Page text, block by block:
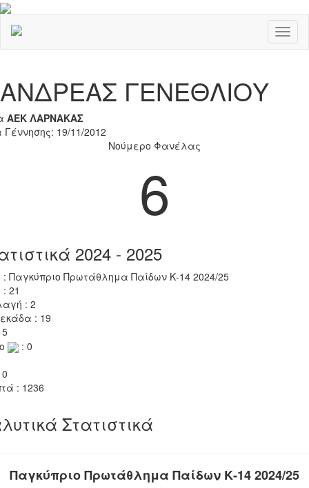
ΑΝΔΡΕΑΣ ΓΕΝΕΘΛΙΟΥ
ΑΕΚ ΛΑΡΝΑΚΑΣ
Γέννησης: 19/11/2012
Νούμερο Φανέλας
6
2024 - 2025
: Παγκύπριο Πρωτάθλημα Παίδων Κ-14 2024/25
21
: 2
: 19
: 0
: 1236
Στατιστικά
Παγκύπριο Πρωτάθλημα Παίδων Κ-14 2024/25